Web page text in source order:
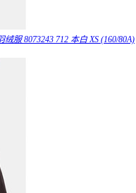
服 8073243 712 本白 XS (160/80A)